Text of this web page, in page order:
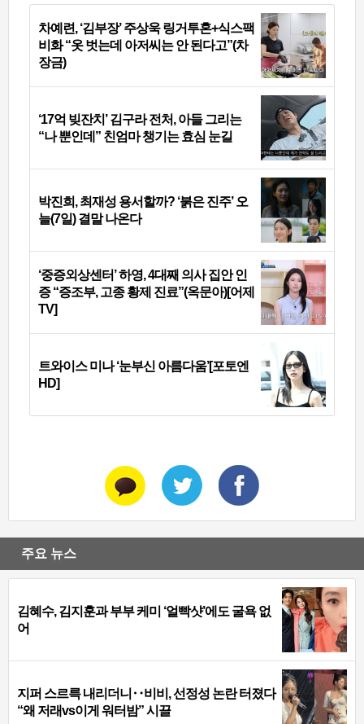
차예련, ‘김부장’ 주상욱 링거투혼+식스팩
비화 “옷 벗는데 아저씨는 안 된다고”(차
장금)
‘17억 빚잔치’ 김구라 전처, 아들 그리는
“나 뿐인데” 친엄마 챙기는 효심 눈길
박진희, 최재성 용서할까? ‘붉은 진주’ 오
늘(7일) 결말 나온다
‘중증외상센터’ 하영, 4대째 의사 집안 인
증 “증조부, 고종 황제 진료”(옥문아)[어제
TV]
트와이스 미나 ‘눈부신 아름다움’[포토엔
HD]
주요 뉴스
김혜수, 김지훈과 부부 케미 ‘얼빡샷’에도 굴욕 없
어
지퍼 스르륵 내리더니‥비비, 선정성 논란 터졌다
“왜 저래vs이게 워터밤” 시끌